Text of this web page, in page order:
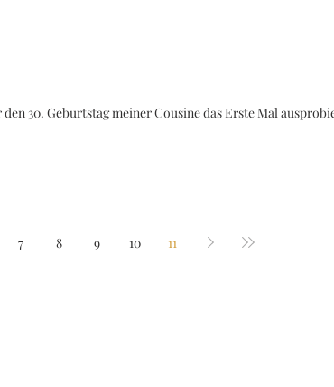
30. Geburtstag meiner Cousine das Erste Mal
7 8 9 10 11